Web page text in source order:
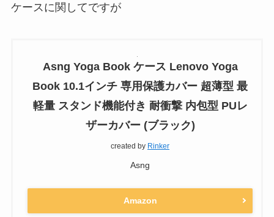
ケースに関してですが
Asng Yoga Book ケース Lenovo Yoga
Book 10.1インチ 専用保護カバー 超薄型 最
軽量 スタンド機能付き 耐衝撃 内包型 PUレ
ザーカバー (ブラック)
created by Rinker
Asng
Amazon